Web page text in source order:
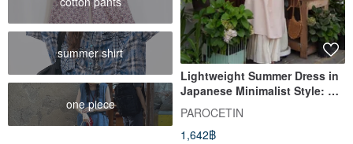
summer shirt
one piece
Lightweight Summer Dress in
Japanese Minimalist Style: A
Blend of Bamboo Cotton and
Mulberry Silk for Ultimate
Comfort
PAROCETIN
1,642฿